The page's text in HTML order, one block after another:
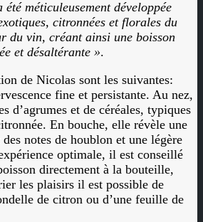
été méticuleusement développée
citronnées et florales du
du vin, créant ainsi une boisson
et désaltérante ».
de Nicolas sont les suivantes:
fine et persistante. Au nez,
d’agrumes et de céréales, typiques
En bouche, elle révèle une
notes de houblon et une légère
optimale, il est conseillé
directement à la bouteille,
les plaisirs il est possible de
de citron ou d’une feuille de